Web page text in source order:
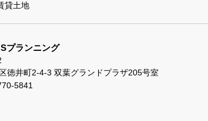
貸土地
プランニング
徳井町2-4-3 双葉グランドプラザ205号室
5841